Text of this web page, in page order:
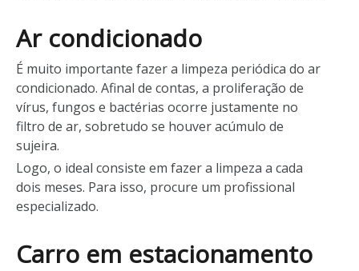
Ar condicionado
É muito importante fazer a limpeza periódica do ar
condicionado. Afinal de contas, a proliferação de
vírus, fungos e bactérias ocorre justamente no
filtro de ar, sobretudo se houver acúmulo de
sujeira.
Logo, o ideal consiste em fazer a limpeza a cada
dois meses. Para isso, procure um profissional
especializado.
Carro em estacionamento